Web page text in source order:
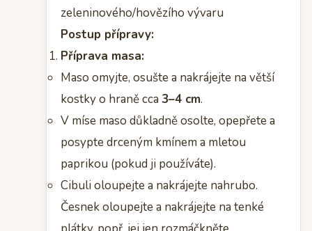
zeleninového/hovězího vývaru
Postup přípravy:
Příprava masa:
Maso omyjte, osušte a nakrájejte na větší
kostky o hraně cca 3–4 cm.
V míse maso důkladně osolte, opepřete a
posypte drceným kmínem a mletou
paprikou (pokud ji používáte).
Cibuli oloupejte a nakrájejte nahrubo.
Česnek oloupejte a nakrájejte na tenké